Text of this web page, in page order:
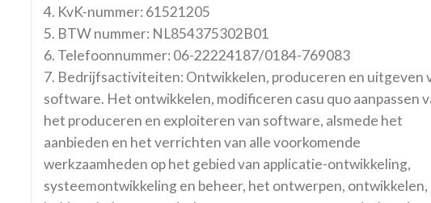
4. KvK-nummer: 61521205
5. BTW nummer: NL854375302B01
6. Telefoonnummer: 06-22224187/0184-769083
7. Bedrijfsactiviteiten: Ontwikkelen, produceren en uitgeven
software. Het ontwikkelen, modificeren casu quo aanpassen
het produceren en exploiteren van software, alsmede het
aanbieden en het verrichten van alle voorkomende
werkzaamheden op het gebied van applicatie-ontwikkeling,
systeemontwikkeling en beheer, het ontwerpen, ontwikkelen,